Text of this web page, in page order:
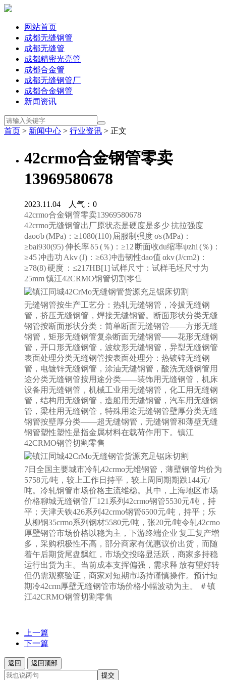
网站首页
成都无缝钢管
成都无缝管
成都精密光亮管
成都合金管
成都无缝钢管厂
成都合金钢管
新闻资讯
首页 > 新闻中心 > 行业资讯 > 正文
42crmo合金钢管零卖
13969580678
2023.11.04 人气： 0
42crmo合金钢管零卖13969580678
42crmo无缝钢管出厂原状态是硬度是多少 抗拉强度
daoσb (MPa)：≥1080(110) 屈服制强度 σs (MPa)：
≥bai930(95) 伸长率 δ5 (％)：≥12 断面收du缩率ψzhi (％)：
≥45 冲击功 Akv (J)：≥63 冲击韧性dao值 αkv (J/cm2)：
≥78(8) 硬度 ：≤217HB[1] 试样尺寸：试样毛坯尺寸为
25mm 镇江42CRMO钢管切割零售
无缝钢管按生产工艺分：热轧无缝钢管，冷拔无缝钢
管，挤压无缝钢管，焊接无缝钢管。断面形状分类无缝
钢管按断面形状分类：简单断面无缝钢管——方形无缝
钢管，矩形无缝钢管复杂断面无缝钢管——花形无缝钢
管，开口形无缝钢管，波纹形无缝钢管，异型无缝钢管
表面处理分类无缝钢管按表面处理分：热镀锌无缝钢
管，电镀锌无缝钢管，涂油无缝钢管，酸洗无缝钢管用
途分类无缝钢管按用途分类——装饰用无缝钢管，机床
设备用无缝钢管，机械工业用无缝钢管，化工用无缝钢
管，结构用无缝钢管，造船用无缝钢管，汽车用无缝钢
管，梁柱用无缝钢管，特殊用途无缝钢管壁厚分类无缝
钢管按壁厚分类——超无缝钢管，无缝钢管和薄壁无缝
钢管塑性塑性是指金属材料在载荷作用下。镇江
42CRMO钢管切割零售
7日全国主要城市冷轧42crmo无维钢管，薄壁钢管均价为
5758元/吨，较上工作日持平，较上周同期期跌144元/
吨。冷轧钢管市场价格主流维稳。其中，上海地区市场
价格聊城无缝钢管厂121系列42crmo钢管5530元/吨，持
平；天津天铁426系列42crmo钢管6500元/吨，持平；乐
从柳钢35crmo系列钢材5580元/吨，张20元/吨令轧42crno
厚壁钢管市场价格以稳为主，下游终端企业 复工复产增
多，采购积极性不高，部分商家有优惠议价出货，而随
着午后期货尾盘飘红，市场交投略显活跃，商家多持稳
运行出货为主。当前成本支挥偏强，需求释 放有望好转
但仍需观察验证，商家对短期市场持谨慎操作。预计短
期冷42crm厚壁无缝钢管市场价格小幅波动为主。 ＃镇
江42CRMO钢管切割零售
上一篇
下一篇
返回
返回顶部
提交